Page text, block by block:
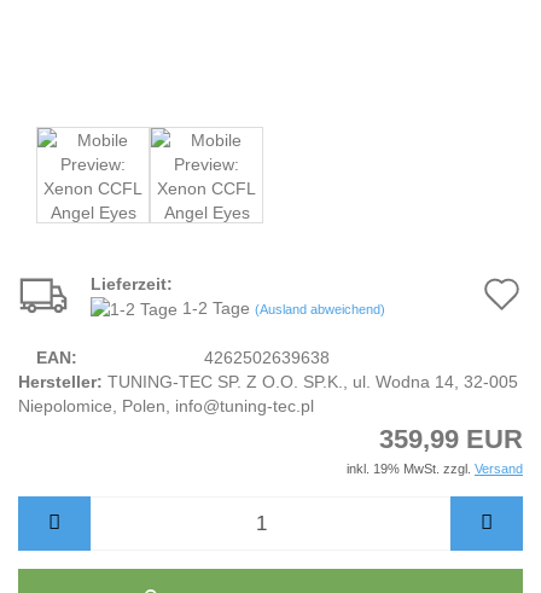
Lieferzeit:
1-2 Tage (Ausland abweichend)
EAN:
4262502639638
Hersteller: TUNING-TEC SP. Z O.O. SP.K., ul. Wodna 14, 32-005
Niepolomice, Polen, info@tuning-tec.pl
359,99 EUR
inkl. 19% MwSt. zzgl. Versand